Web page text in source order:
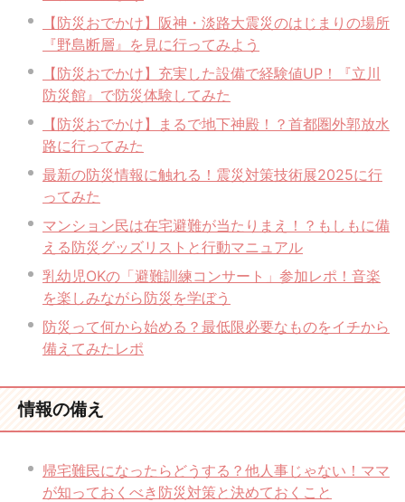
【防災おでかけ】阪神・淡路大震災のはじまりの場所
『野島断層』を見に行ってみよう
【防災おでかけ】充実した設備で経験値UP！『立川
防災館』で防災体験してみた
【防災おでかけ】まるで地下神殿！？首都圏外郭放水
路に行ってみた
最新の防災情報に触れる！震災対策技術展2025に行
ってみた
マンション民は在宅避難が当たりまえ！？もしもに備
える防災グッズリストと行動マニュアル
乳幼児OKの「避難訓練コンサート」参加レポ！音楽
を楽しみながら防災を学ぼう
防災って何から始める？最低限必要なものをイチから
備えてみたレポ
情報の備え
帰宅難民になったらどうする？他人事じゃない！ママ
が知っておくべき防災対策と決めておくこと